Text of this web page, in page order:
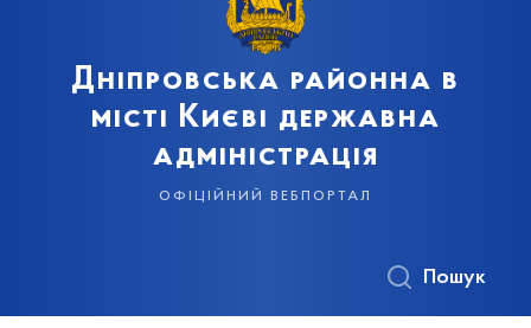
Дніпровська районна в
місті Києві державна
адміністрація
офіційний вебпортал
Пошук